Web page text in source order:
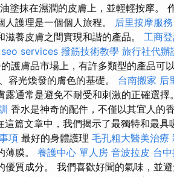
塗抹在濕潤的皮膚上，並輕輕按摩。
護理是一個個人旅程。 后里按摩服務
養皮膚之間實現和諧的產品。 工商
seo services 撥筋技術教學 旅行社代辦
護膚品市場上，有許多類型的產品可
容光煥發的膚色的基礎。 台南搬家 后
通常是避免不耐受和刺激的正確選擇
香水是神奇的配件，不僅以其宜人的
這篇文章中，我們揭示了最獨特和最具
項 最好的身體護理 毛孔粗大醫美治療
薄膜。 養護中心 單人房 音波拉皮 台
質成分。 我們喜歡好聞的氣味，並